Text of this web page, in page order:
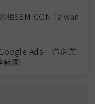
相SEMICON Taiwan
Ads打造企業
藍圖